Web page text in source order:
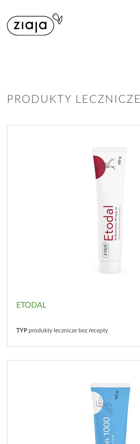
PRODUKTY LECZNICZE
ETODAL
TYP produkty lecznicze bez recepty